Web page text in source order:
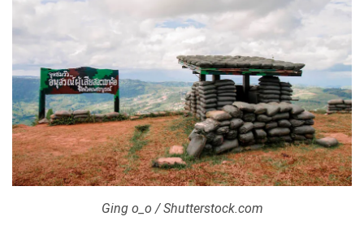
Ging o_o / Shutterstock.com